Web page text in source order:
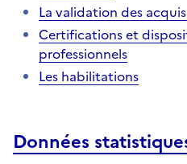
La validation des
Certifications et
professionnels
Les habilitations
Données